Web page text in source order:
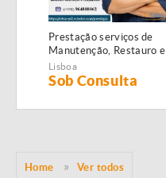
Prestação serviços de
Manutenção, Restauro e
Remodelação de
imóveis!
Lisboa
Sob Consulta
Home Ver todos